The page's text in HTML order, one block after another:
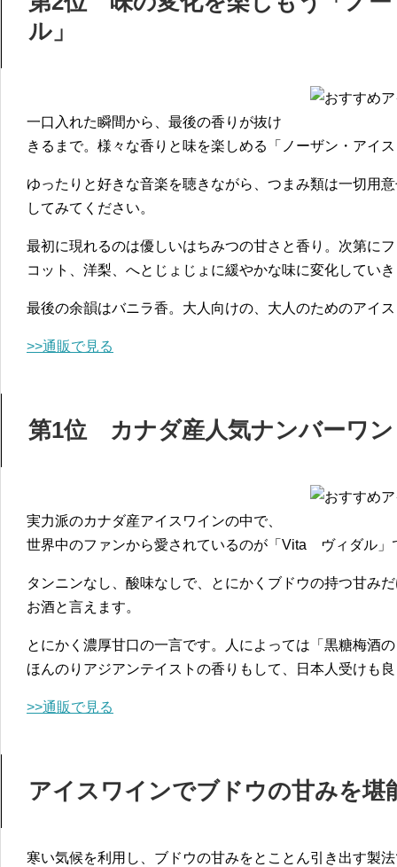
ル」
一口入れた瞬間から、最後の香りが抜け
きるまで。様々な香りと味を楽しめる「ノーザン・アイ
ゆったりと好きな音楽を聴きながら、つまみ類は一切用
してみてください。
最初に現れるのは優しいはちみつの甘さと香り。次第に
コット、洋梨、へとじょじょに緩やかな味に変化してい
最後の余韻はバニラ香。大人向けの、大人のためのアイ
>>通販で見る
第1位 カナダ産人気ナンバーワ
実力派のカナダ産アイスワインの中で、
世界中のファンから愛されているのが「Vita ヴィダル」
タンニンなし、酸味なしで、とにかくブドウの持つ甘み
お酒と言えます。
とにかく濃厚甘口の一言です。人によっては「黒糖梅酒
ほんのりアジアンテイストの香りもして、日本人受けも
>>通販で見る
アイスワインでブドウの甘みを堪
寒い気候を利用し、ブドウの甘みをとことん引き出す製